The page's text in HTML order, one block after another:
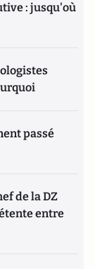
: jusqu'où
passé
de la DZ
entre